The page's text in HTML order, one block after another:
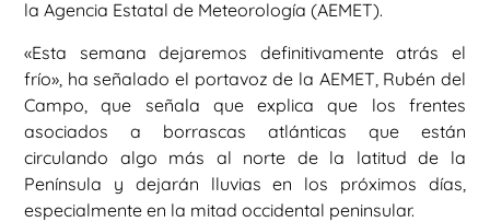
la Agencia Estatal de Meteorología (AEMET).
«Esta semana dejaremos definitivamente atrás el
frío», ha señalado el portavoz de la AEMET, Rubén del
Campo, que señala que explica que los frentes
asociados a borrascas atlánticas que están
circulando algo más al norte de la latitud de la
Península y dejarán lluvias en los próximos días,
especialmente en la mitad occidental peninsular.